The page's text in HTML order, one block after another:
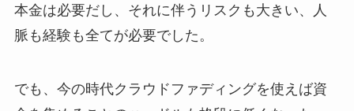
本金は必要だし、それに伴うリスクも大きい、人
脈も経験も全てが必要でした。
でも、今の時代クラウドファディングを使えば資